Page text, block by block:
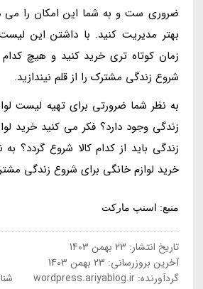
ضروری ست و به شما این امکان را می
بهتر مدیریت کنید. با داشتن این
زمان کوتاه تری خرید کنید و هیچ کدام
شروع زندگی مشترک را از قلم نیندازید.
به نظر شما ضرورتی برای تهیه لیست
زندگی وجود دارد؟ فکر می کنید خرید
زندگی باید از کدام کالا شروع گردد؟
خرید لوازم خانگی برای شروع زندگی
منبع: اسنپ مارکت
تاریخ انتشار: 23 بهمن 1403
آخرین بروزرسانی: 23 بهمن 1403
گردآورنده:wordpress.ariyablog.ir